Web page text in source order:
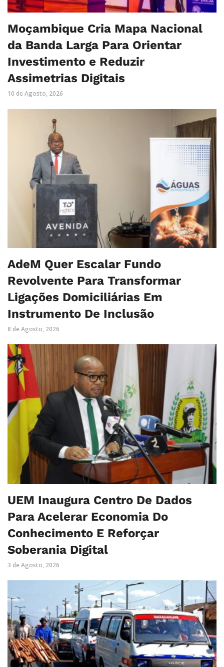
Moçambique Cria Mapa Nacional
da Banda Larga Para Orientar
Investimento e Reduzir
Assimetrias Digitais
10 de Agosto, 2026
AdeM Quer Escalar Fundo
Revolvente Para Transformar
Ligações Domiciliárias Em
Instrumento De Inclusão
8 de Agosto, 2026
UEM Inaugura Centro De Dados
Para Acelerar Economia Do
Conhecimento E Reforçar
Soberania Digital
3 de Agosto, 2026